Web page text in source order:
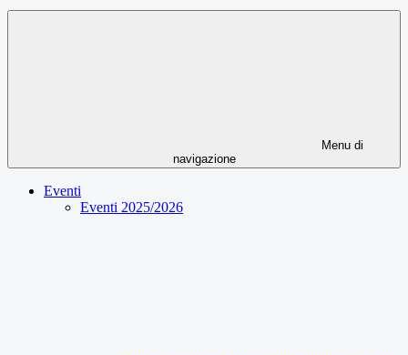
Menu di
navigazione
Eventi
Eventi 2025/2026